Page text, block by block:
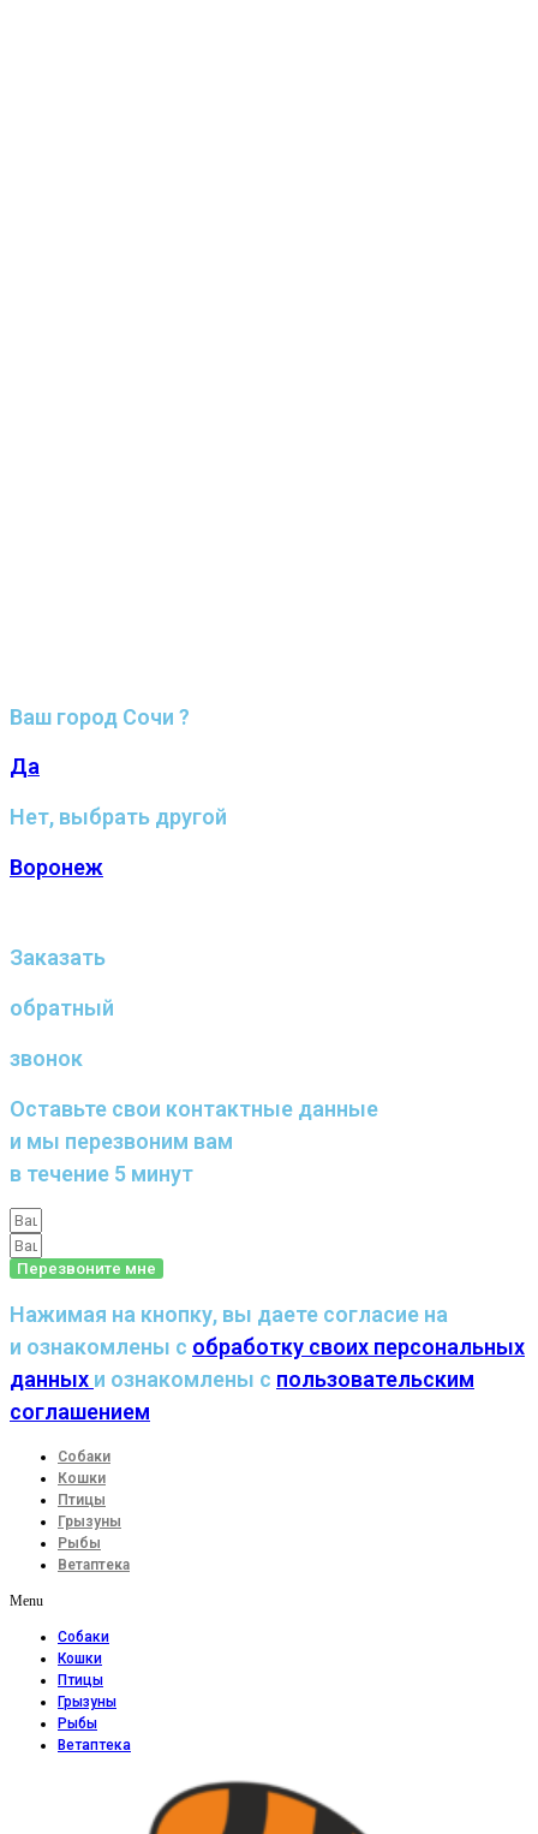
Ваш город Сочи ?
Да
Нет, выбрать другой
Воронеж
Заказать
обратный
звонок
Оставьте свои контактные данные
и мы перезвоним вам
в течение 5 минут
Перезвоните мне
Нажимая на кнопку, вы даете согласие на
и ознакомлены с обработку своих персональных
данных и ознакомлены с пользовательским
соглашением
Собаки
Кошки
Птицы
Грызуны
Рыбы
Ветаптека
Menu
Собаки
Кошки
Птицы
Грызуны
Рыбы
Ветаптека